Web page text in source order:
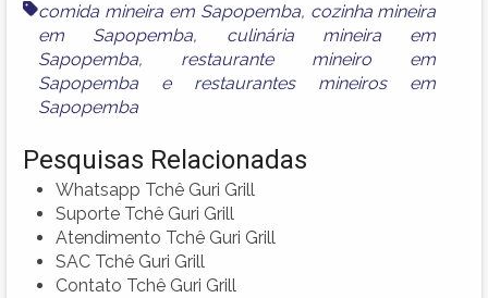
comida mineira em Sapopemba, cozinha mineira
em Sapopemba, culinária mineira em
Sapopemba, restaurante mineiro em
Sapopemba e restaurantes mineiros em
Sapopemba
Pesquisas Relacionadas
Whatsapp Tchê Guri Grill
Suporte Tchê Guri Grill
Atendimento Tchê Guri Grill
SAC Tchê Guri Grill
Contato Tchê Guri Grill